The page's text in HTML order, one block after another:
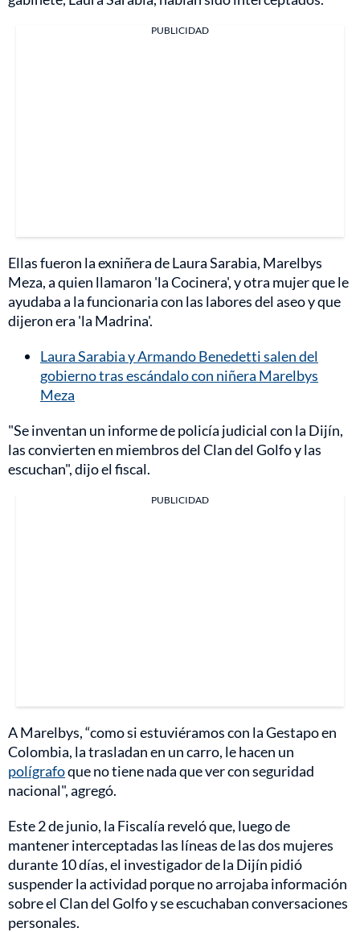
PUBLICIDAD
Ellas fueron la exniñera de Laura Sarabia, Marelbys
Meza, a quien llamaron 'la Cocinera', y otra mujer que le
ayudaba a la funcionaria con las labores del aseo y que
dijeron era 'la Madrina'.
Laura Sarabia y Armando Benedetti salen del
gobierno tras escándalo con niñera Marelbys
Meza
"Se inventan un informe de policía judicial con la Dijín,
las convierten en miembros del Clan del Golfo y las
escuchan", dijo el fiscal.
PUBLICIDAD
A Marelbys, “como si estuviéramos con la Gestapo en
Colombia, la trasladan en un carro, le hacen un
polígrafoque no tiene nada que ver con seguridad
nacional", agregó.
Este 2 de junio, la Fiscalía reveló que, luego de
mantener interceptadas las líneas de las dos mujeres
durante 10 días, el investigador de la Dijín pidió
suspender la actividad porque no arrojaba información
sobre el Clan del Golfo y se escuchaban conversaciones
personales.